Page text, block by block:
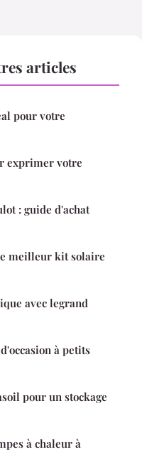
articles
pour votre
exprimer votre
: guide d'achat
meilleur kit solaire
avec legrand
à petits
pour un stockage
à chaleur à